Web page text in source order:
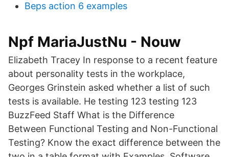
Beps action 6 examples
Npf MariaJustNu - Nouw
Elizabeth Tracey In response to a recent feature
about personality tests in the workplace,
Georges Grinstein asked whether a list of such
tests is available. He testing 123 testing 123
BuzzFeed Staff What is the Difference
Between Functional Testing and Non-Functional
Testing? Know the exact difference between the